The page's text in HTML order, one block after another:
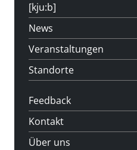
[kju:b]
News
Veranstaltungen
Standorte
Feedback
Kontakt
Über uns